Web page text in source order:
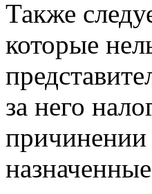
Также
которые
за него
причинении